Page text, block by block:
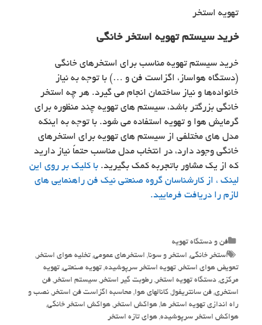
تهویه استخر
خرید سیستم تهویه استخر خانگی
خرید سیستم تهویه مناسب برای استخرهای خانگی
(دستگاه هواساز، اگزاست فن و …) با توجه به نیاز
خانواده‌ها و نیاز ساختمان انجام می گیرد. هر چه استخر
خانگی بزرگتر باشد، سیستم های تهویه چند منظوره برای
گرمایش هوا و تهویه استفاده می شود. با توجه به اینکه
مدل های مختلفی از سیستم های تهویه برای استخرهای
خانگی وجود دارد، در انتخاب مدل مناسب حتماً نیاز دارید
که از یک مشاور باتجربه کمک بگیرید. با کلیک بر روی این
لینک ، از کارشناسان گروه صنعتی نیک فن راهنمایی های
لازم را دریافت فرمایید.
Categories
فن و دستگاه تهویه
Tags
استخر خانگی, استخر و سونا, استخرهای عمومی, تخلیه هوای استخر,
تعویض هوای استخر, تهویه استخر سرپوشیده, تهویه صنعتی, تهویه
مرکزی, دستگاه تهویه استخر, رطوبت گیر استخر, سیستم استخر, فن
استخری, فن سانتریفوژ, کانالهای هوا, محاسبه اگزاست فن استخر, نصب و
راه اندازی تهویه استخر ها, هواکش استخر, هواکش استخر خانگی,
هواکش استخر سرپوشیده, هوای تازه استخر